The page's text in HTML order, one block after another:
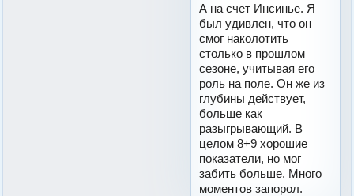
А на счет Инсинье. Я
был удивлен, что он
смог наколотить
столько в прошлом
сезоне, учитывая его
роль на поле. Он же из
глубины действует,
больше как
разыгрывающий. В
целом 8+9 хорошие
показатели, но мог
забить больше. Много
моментов запорол.